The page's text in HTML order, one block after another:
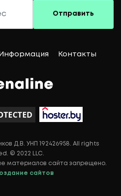
Отправить
Информация Контакты
Д.В. УНП 192426958. All rights
© 2022 LLC.
материалов сайта запрещено.
сайтов